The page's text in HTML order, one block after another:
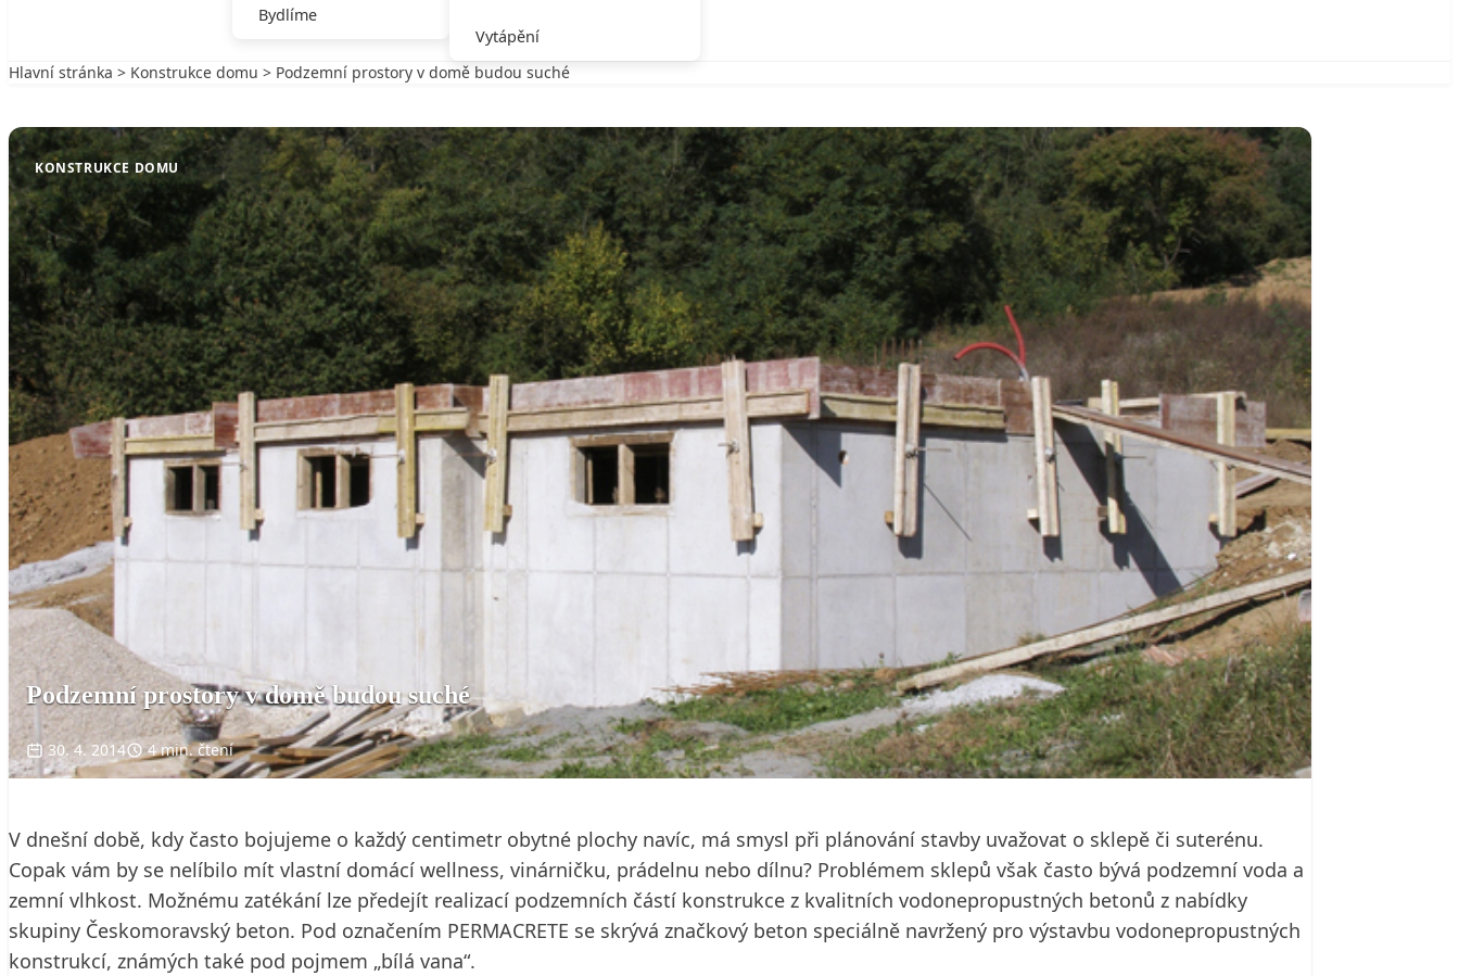
Bydlíme
Vytápění
Hlavní stránka > Konstrukce domu > Podzemní prostory v domě budou suché
KONSTRUKCE DOMU
Podzemní prostory v domě budou suché
30. 4. 2014 4 min. čtení
V dnešní době, kdy často bojujeme o každý centimetr obytné plochy navíc, má smysl při plánování stavby uvažovat o sklepě či suterénu.
Copak vám by se nelíbilo mít vlastní domácí wellness, vinárničku, prádelnu nebo dílnu? Problémem sklepů však často bývá podzemní voda a
zemní vlhkost. Možnému zatékání lze předejít realizací podzemních částí konstrukce z kvalitních vodonepropustných betonů z nabídky
skupiny Českomoravský beton. Pod označením PERMACRETE se skrývá značkový beton speciálně navržený pro výstavbu vodonepropustných
konstrukcí, známých také pod pojmem „bílá vana“.